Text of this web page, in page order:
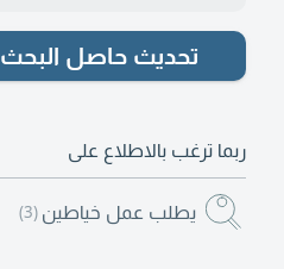
تحديث حاصل البحث
ربما ترغب بالاطلاع على
يطلب عمل خياطين (3)